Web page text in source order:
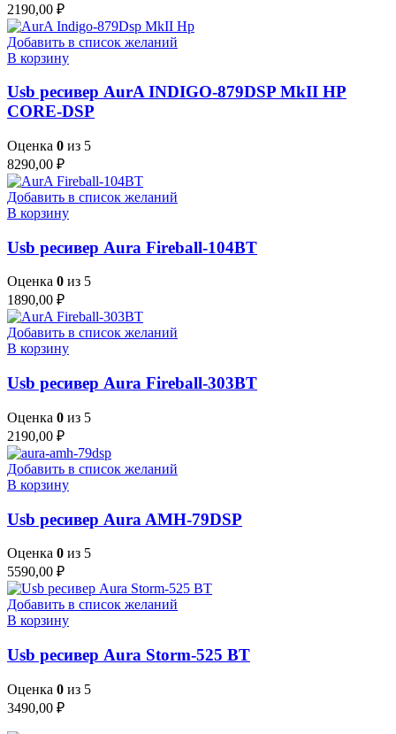
2190,00 ₽
Добавить в список желаний
В корзину
Usb ресивер AurA INDIGO-879DSP MkII HP
CORE-DSP
Оценка 0 из 5
8290,00 ₽
Добавить в список желаний
В корзину
Usb ресивер Aura Fireball-104BT
Оценка 0 из 5
1890,00 ₽
Добавить в список желаний
В корзину
Usb ресивер Aura Fireball-303BT
Оценка 0 из 5
2190,00 ₽
Добавить в список желаний
В корзину
Usb ресивер Aura AMH-79DSP
Оценка 0 из 5
5590,00 ₽
Добавить в список желаний
В корзину
Usb ресивер Aura Storm-525 BT
Оценка 0 из 5
3490,00 ₽